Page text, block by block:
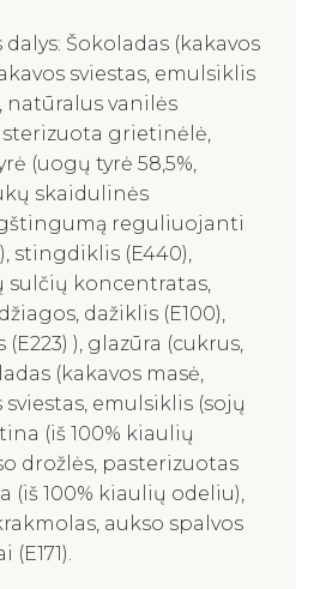
Šokoladas (kakavos
sviestas, emulsiklis
natūralus vanilės
grietinėlė,
(uogų tyrė 58,5%,
skaidulinės
reguliuojanti
stingdiklis (E440),
koncentratas,
dažiklis (E100),
), glazūra (cukrus,
(kakavos masė,
sviestas, emulsiklis (sojų
(iš 100% kiaulių
drožlės, pasterizuotas
(iš 100% kiaulių odeliu),
aukso spalvos